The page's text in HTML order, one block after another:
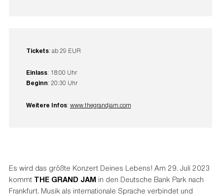
Tickets: ab 29 EUR
Einlass: 18:00 Uhr
Beginn: 20:30 Uhr
Weitere Infos: www.thegrandjam.com
Es wird das größte Konzert Deines Lebens! Am 29. Juli 2023
kommt THE GRAND JAM in den Deutsche Bank Park nach
Frankfurt. Musik als internationale Sprache verbindet und